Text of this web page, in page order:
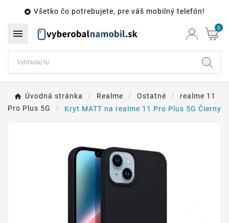
 Všetko čo potrebujete, pre váš mobilný telefón!
 0
Úvodná stránka Realme Ostatné
realme 11
Pro Plus 5G
Kryt MATT na realme 11 Pro Plus 5G Čierny